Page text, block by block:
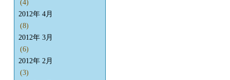
(4)
2012年 4月
(8)
2012年 3月
(6)
2012年 2月
(3)